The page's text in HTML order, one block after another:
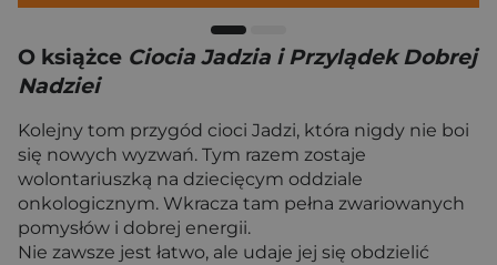
O książce Ciocia Jadzia i Przylądek Dobrej
Nadziei
Kolejny tom przygód cioci Jadzi, która nigdy nie boi
się nowych wyzwań. Tym razem zostaje
wolontariuszką na dziecięcym oddziale
onkologicznym. Wkracza tam pełna zwariowanych
pomysłów i dobrej energii.
Nie zawsze jest łatwo, ale udaje jej się obdzielić